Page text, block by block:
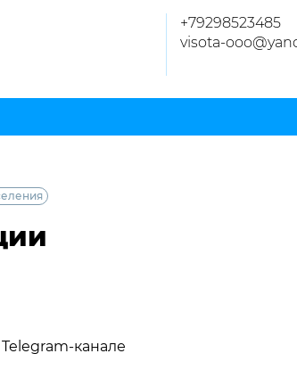
+79298523485
visota-
канале